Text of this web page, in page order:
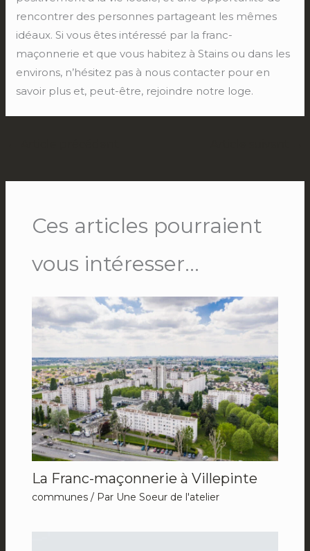
rencontrer des personnes partageant les mêmes
idéaux. Si vous êtes intéressé par la franc-
maçonnerie et que vous habitez à Stains ou dans les
environs, n’hésitez pas à nous contacter pour en
savoir plus et, peut-être, rejoindre notre loge.
Ces articles pourraient
vous intéresser...
La Franc-maçonnerie à Villepinte
communes/ Par Une Soeur de l'atelier